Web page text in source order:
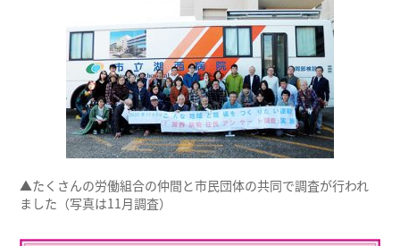
▲たくさんの労働組合の仲間と市民団体の共同で調査が行われ
ました（写真は11月調査）